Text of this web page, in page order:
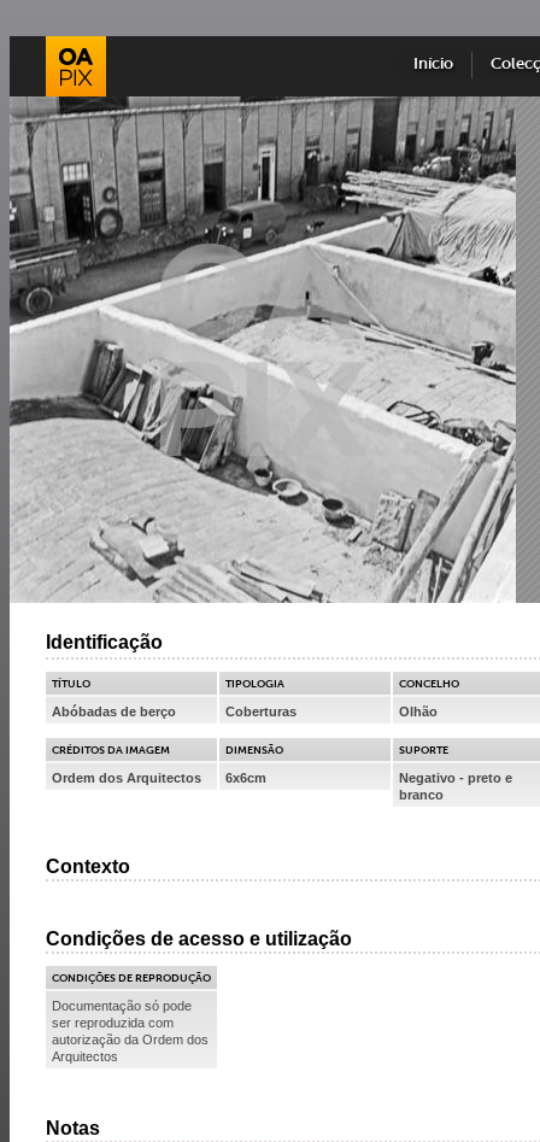
Início
Identificação
TÍTULO
Abóbadas de berço
TIPOLOGIA
Coberturas
CONCELHO
Olhão
CRÉDITOS DA IMAGEM
Ordem dos Arquitectos
DIMENSÃO
6x6cm
SUPORTE
Negativo - preto e
branco
Contexto
Condições de acesso e utilização
CONDIÇÕES DE REPRODUÇÃO
Documentação só pode
ser reproduzida com
autorização da Ordem dos
Arquitectos
Notas